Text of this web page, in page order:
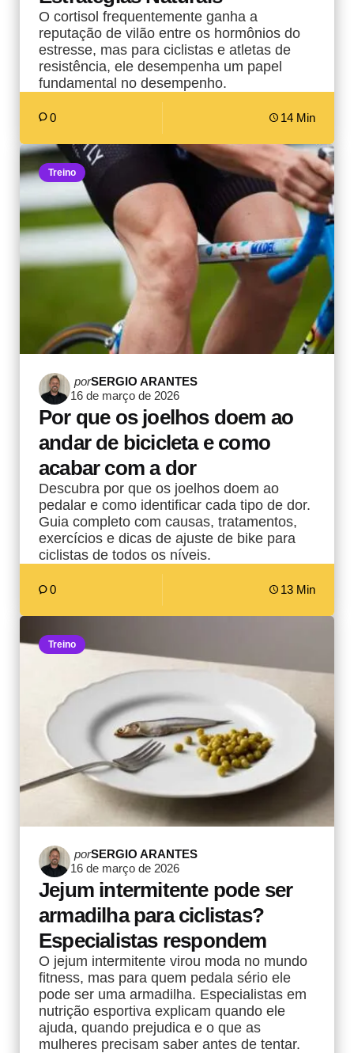
O cortisol frequentemente ganha a
reputação de vilão entre os hormônios do
estresse, mas para ciclistas e atletas de
resistência, ele desempenha um papel
fundamental no desempenho.
0 14 Min
Treino
Postado
por
porSERGIO ARANTES
16 de março de 2026
Por que os joelhos doem ao
andar de bicicleta e como
acabar com a dor
Descubra por que os joelhos doem ao
pedalar e como identificar cada tipo de dor.
Guia completo com causas, tratamentos,
exercícios e dicas de ajuste de bike para
ciclistas de todos os níveis.
0 13 Min
Treino
Postado
por
porSERGIO ARANTES
16 de março de 2026
Jejum intermitente pode ser
armadilha para ciclistas?
Especialistas respondem
O jejum intermitente virou moda no mundo
fitness, mas para quem pedala sério ele
pode ser uma armadilha. Especialistas em
nutrição esportiva explicam quando ele
ajuda, quando prejudica e o que as
mulheres precisam saber antes de tentar.